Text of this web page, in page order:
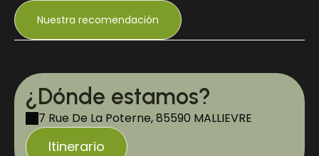
Nuestra recomendación
¿Dónde estamos?
7 Rue De La Poterne, 85590 MALLIEVRE
Itinerario